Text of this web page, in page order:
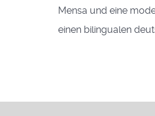
Mensa und eine
einen bilingualen